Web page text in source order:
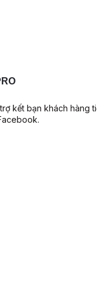
kết bạn khách hàng